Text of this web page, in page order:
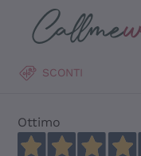
Salta al contenuto
SCONTI
Ottimo